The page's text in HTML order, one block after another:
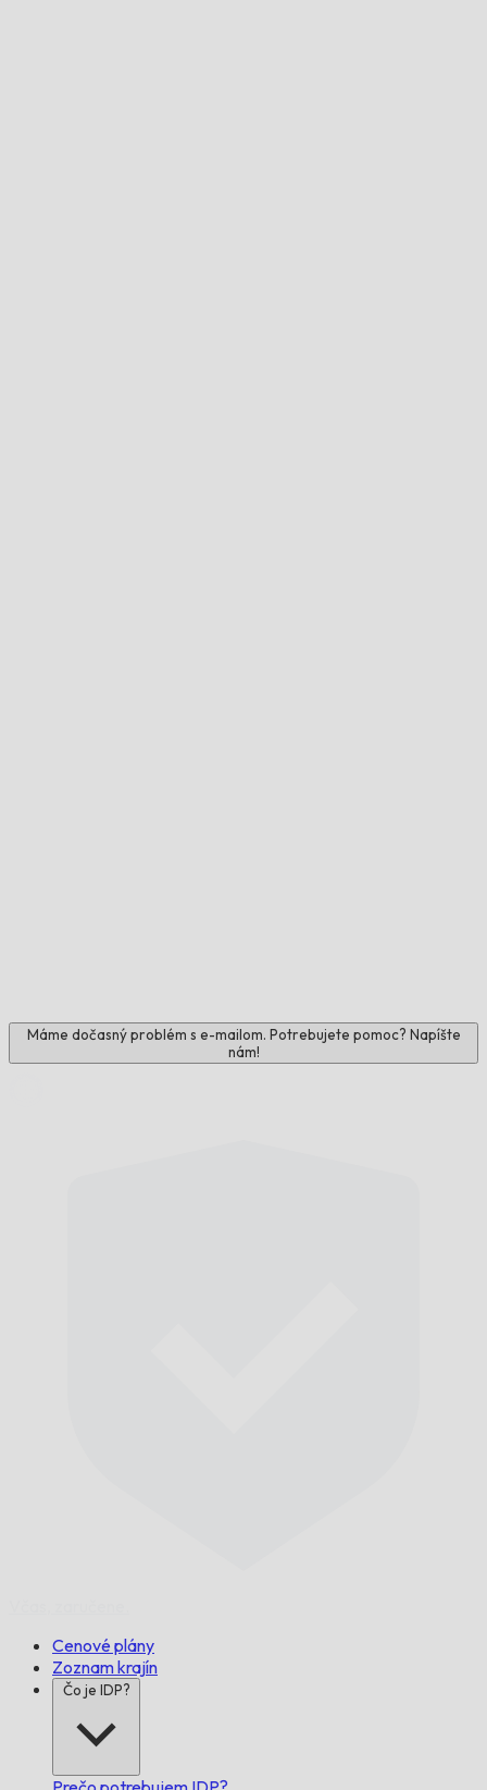
Máme dočasný problém s e-mailom. Potrebujete pomoc? Napíšte
nám!
Cenové plány
Zoznam krajín
Čo je IDP?